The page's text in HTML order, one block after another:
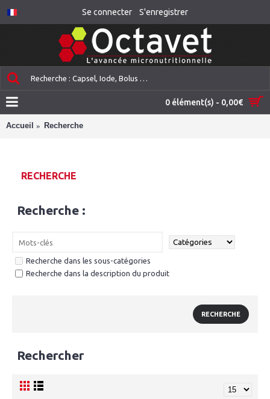
Se connecter S'enregistrer
0 élément(s) - 0,00€
Accueil Recherche
RECHERCHE
Recherche :
Recherche dans les sous-catégories
Recherche dans la description du produit
Rechercher